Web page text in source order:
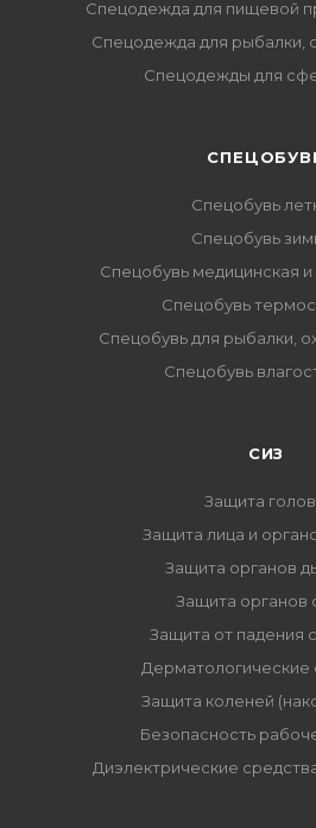
Спецодежда для пищевой
Спецодежда для рыбалки,
Спецодежды для
Спецобувь
Спецобувь
Спецобувь медицинская
Спецобувь
Спецобувь для рыбалки,
Спецобувь
СИЗ
Защита
Защита лица и
Защита органов
Защита органов
Защита от падения
Дерматологические
Защита коленей
Безопасность
Диэлектрические